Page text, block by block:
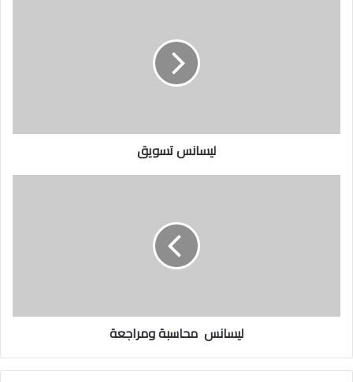
ليسانس تسويق
ليسانس محاسبة ومراجعة